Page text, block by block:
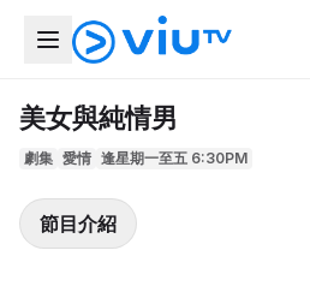
美女與純情男
劇集 愛情 逢星期一至五 6:30PM
節目介紹